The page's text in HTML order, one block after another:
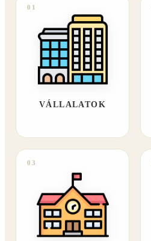
01
VÁLLALATOK
03